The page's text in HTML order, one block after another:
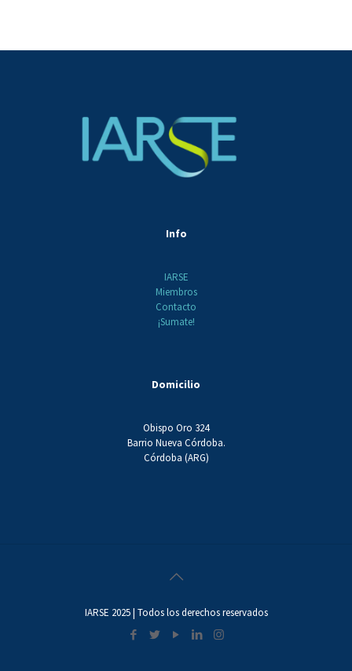
Info
IARSE
Miembros
Contacto
¡Sumate!
Domicilio
Obispo Oro 324
Barrio Nueva Córdoba.
Córdoba (ARG)
IARSE 2025 | Todos los derechos reservados